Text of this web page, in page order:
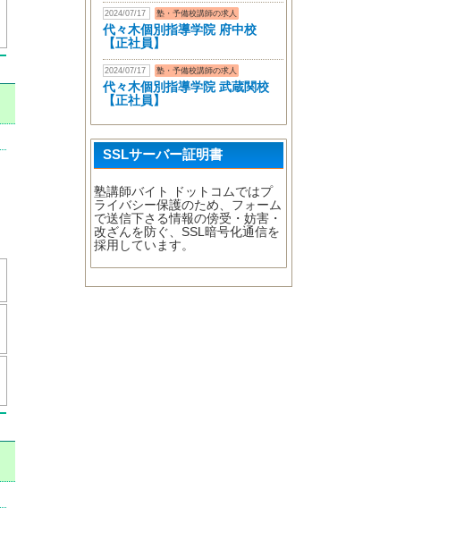
2024/07/17 塾・予備校講師の求人
代々木個別指導学院 府中校
【正社員】
2024/07/17 塾・予備校講師の求人
代々木個別指導学院 武蔵関校
【正社員】
SSLサーバー証明書
塾講師バイト ドットコムではプ
ライバシー保護のため、フォーム
で送信下さる情報の傍受・妨害・
改ざんを防ぐ、SSL暗号化通信を
採用しています。